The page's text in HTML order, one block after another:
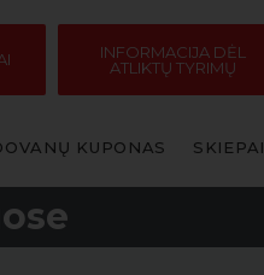
INFORMACIJA DĖL
ATLIKTŲ TYRIMŲ
KUPONAS SKIEPAI